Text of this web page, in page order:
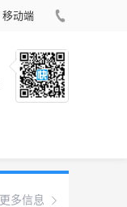
移动端
更多信息